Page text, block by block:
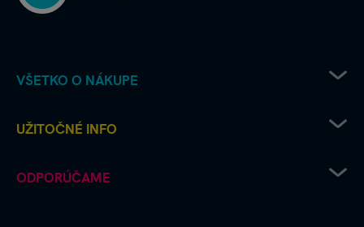
VŠETKO O NÁKUPE
Recenzie a hodnotenia - ako to chodí u nás
Ako vrátim či reklamujem tovar
UŽITOČNÉ INFO
Deň šťastného štvorlístka
ODPORÚČAME